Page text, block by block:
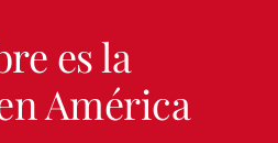
es la
América